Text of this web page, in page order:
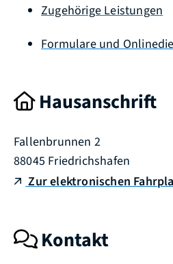
Zugehörige Leistungen
Formulare und
Hausanschrift
Fallenbrunnen 2
88045 Friedrichshafen
Zur elektronischen
Kontakt